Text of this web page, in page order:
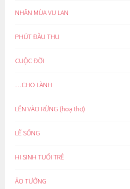
NHÂN MÙA VU LAN
PHÚT ĐẦU THU
CUỘC ĐỜI
…CHO LÀNH
LẺN VÀO RỪNG (hoạ thơ)
LẼ SỐNG
HI SINH TUỔI TRẺ
ẢO TƯỞNG